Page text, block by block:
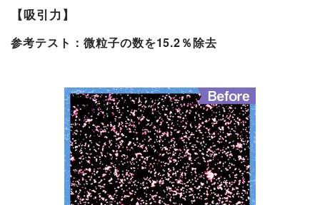
【吸引力】
参考テスト：微粒子の数を15.2％除去